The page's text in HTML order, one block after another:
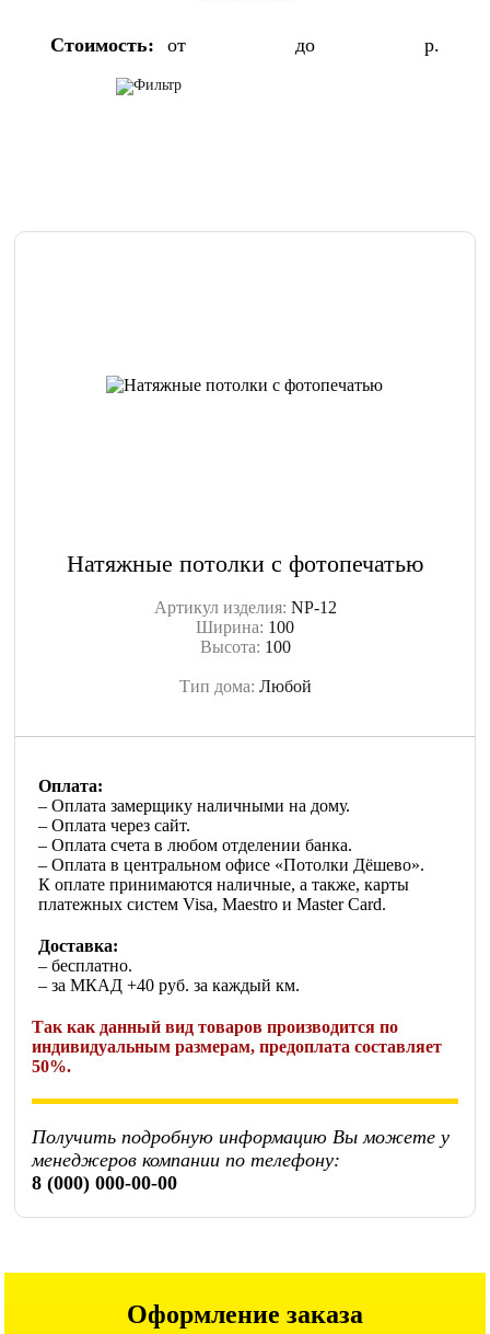
Стоимость: от до р.
Натяжные потолки с фотопечатью
Артикул изделия: NP-12
Ширина: 100
Высота: 100
Тип дома: Любой
Оплата:
– Оплата замерщику наличными на дому.
– Оплата через сайт.
– Оплата счета в любом отделении банка.
– Оплата в центральном офисе «Потолки Дёшево».
К оплате принимаются наличные, а также, карты
платежных систем Visa, Maestro и Master Card.
Доставка:
– бесплатно.
– за МКАД +40 руб. за каждый км.
Так как данный вид товаров производится по
индивидуальным размерам, предоплата составляет
50%.
Получить подробную информацию Вы можете у
менеджеров компании по телефону:
8 (000) 000-00-00
Оформление заказа